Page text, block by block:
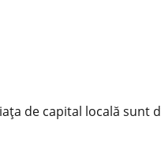
de capital locală